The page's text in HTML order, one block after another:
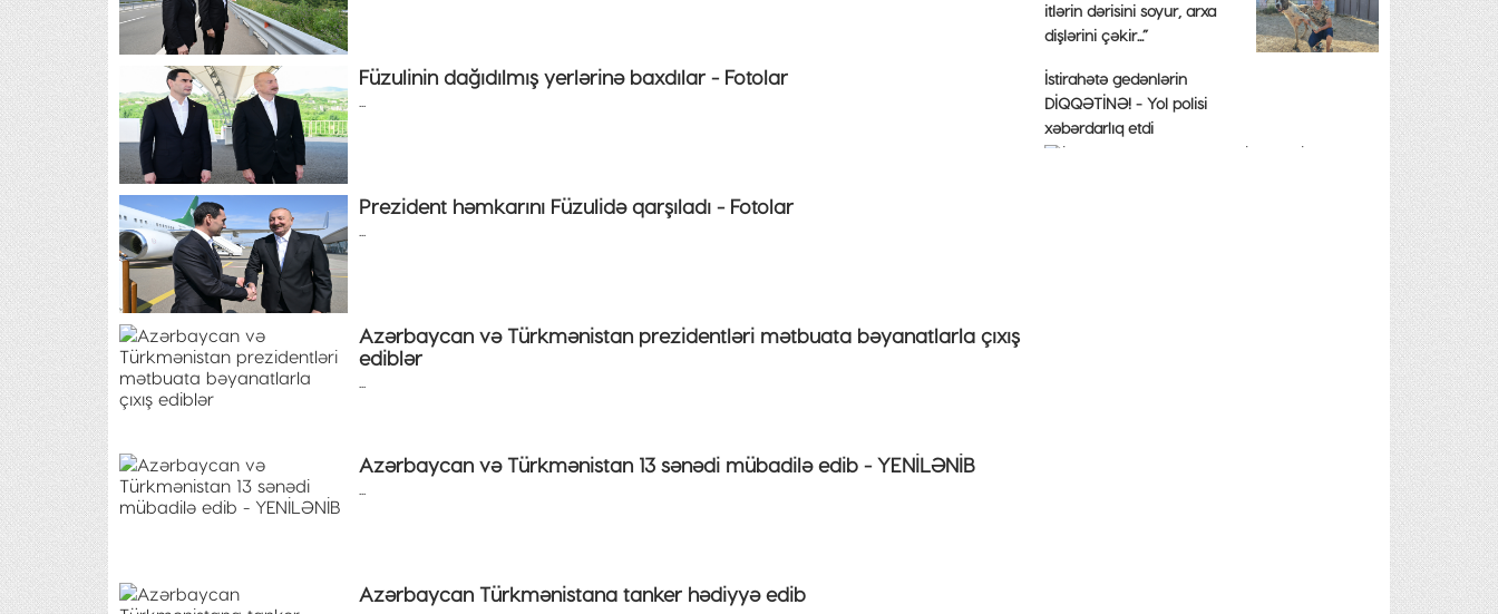
Füzulinin dağıdılmış yerlərinə baxdılar - Fotolar
Prezident həmkarını Füzulidə qarşıladı - Fotolar
Azərbaycan və Türkmənistan prezidentləri mətbuata bəyanatlarla çıxış
ediblər
Azərbaycan və Türkmənistan 13 sənədi mübadilə edib - YENİLƏNİB
Azərbaycan Türkmənistana tanker hədiyyə edib
itlərin dərisini soyur, arxa
dişlərini çəkir...”
İstirahətə gedənlərin
DİQQƏTİNƏ! - Yol polisi
xəbərdarlıq etdi